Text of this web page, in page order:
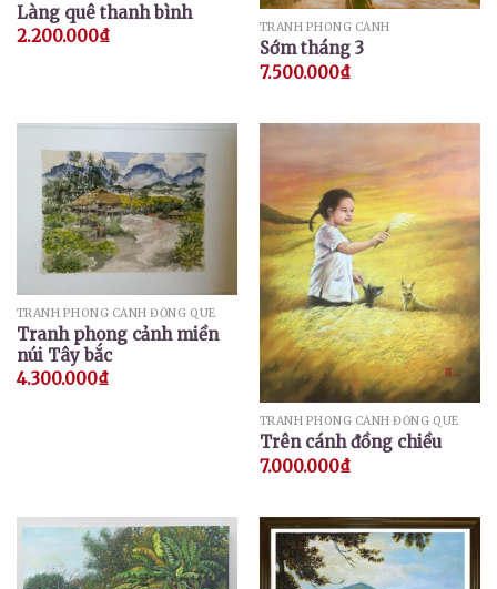
Làng quê thanh bình
2.200.000₫ TRANH PHONG CẢNH
Sớm tháng 3
7.500.000₫
TRANH PHONG CẢNH ĐỒNG QUÊ
Tranh phong cảnh miền
núi Tây bắc
4.300.000₫
TRANH PHONG CẢNH ĐỒNG QUÊ
Trên cánh đồng chiều
7.000.000₫